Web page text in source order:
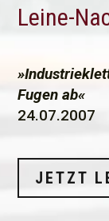
Leine-
Fugen ab«
24.07.2007
JETZT